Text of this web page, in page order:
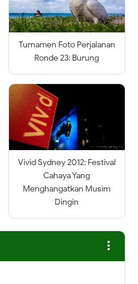
Turnamen Foto Perjalanan
Ronde 23: Burung
Vivid Sydney 2012: Festival
Cahaya Yang
Menghangatkan Musim
Dingin
more_vert